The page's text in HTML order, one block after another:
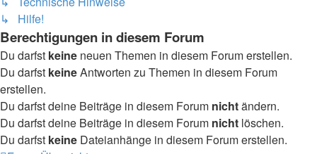
↳ Hilfe!
Berechtigungen in diesem Forum
Du darfst keine neuen Themen in diesem Forum erstellen.
Du darfst keineAntworten zu Themen in diesem Forum
erstellen.
Du darfst deine Beiträge in diesem Forum nichtändern.
Du darfst deine Beiträge in diesem Forum nicht löschen.
Du darfst keine Dateianhänge in diesem Forum erstellen.